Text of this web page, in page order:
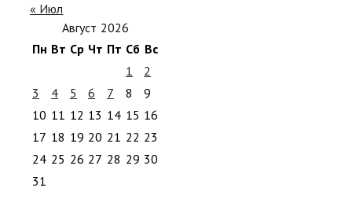
« Июл
Август 2026
Пн Вт Ср Чт Пт Сб Вс
1
2
3
4 5 6 7 8
9
10 11 12 13 14 15 16
17 18 19 20 21 22 23
24 25 26 27 28 29 30
31